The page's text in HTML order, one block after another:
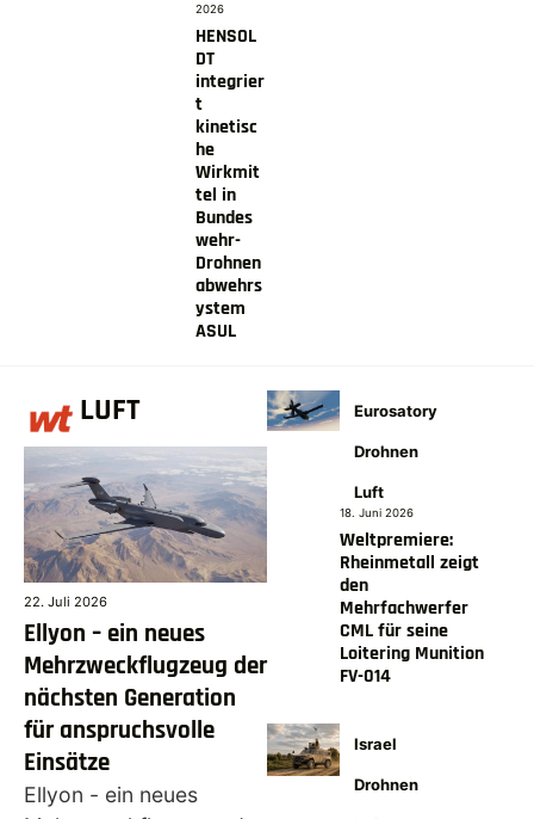
2026
HENSOL
DT
integrier
t
kinetisc
he
Wirkmit
tel in
Bundes
wehr-
Drohnen
abwehrs
ystem
ASUL
LUFT
22. Juli 2026
Ellyon – ein neues
Mehrzweckflugzeug der
nächsten Generation
für anspruchsvolle
Einsätze
Ellyon - ein neues
Eurosatory
Drohnen
Luft
18. Juni 2026
Weltpremiere:
Rheinmetall zeigt
den
Mehrfachwerfer
CML für seine
Loitering Munition
FV-014
Israel
Drohnen